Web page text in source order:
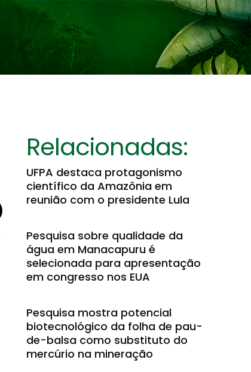
Relacionadas:
UFPA destaca protagonismo
científico da Amazônia em
reunião com o presidente Lula
Pesquisa sobre qualidade da
água em Manacapuru é
selecionada para apresentação
em congresso nos EUA
Pesquisa mostra potencial
biotecnológico da folha de pau-
de-balsa como substituto do
mercúrio na mineração